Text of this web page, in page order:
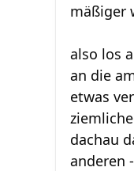
mäßiger
also los
an die
etwas
dachau
anderen